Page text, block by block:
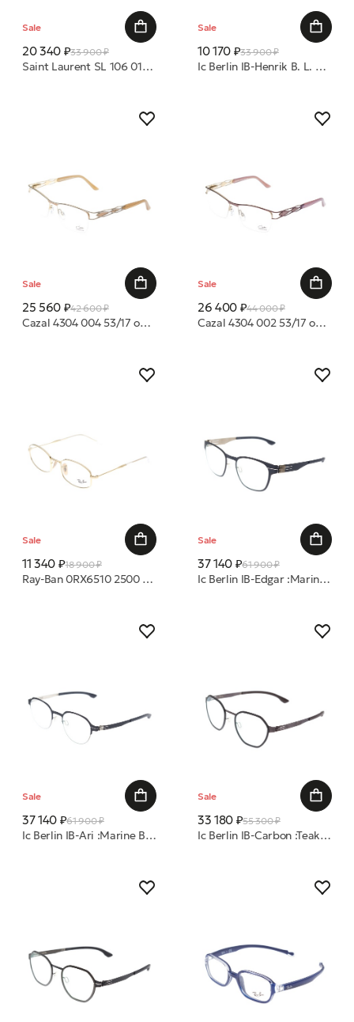
Sale
20 340 ₽33 900 ₽
Saint Laurent SL 106 017 50 оправа
Sale
10 170 ₽33 900 ₽
Ic Berlin IB-Henrik B. L. Midnight-Blue-Rough :Gun-Metal :Black-Matt оправа
Sale
25 560 ₽42 600 ₽
Cazal 4304 004 53/17 оправа
Sale
26 400 ₽44 000 ₽
Cazal 4304 002 53/17 оправа
Sale
11 340 ₽18 900 ₽
Ray-Ban 0RX6510 2500 50 оправа
Sale
37 140 ₽61 900 ₽
Ic Berlin IB-Edgar :Marine Blue-Bronze :RX-Clear :Donnerstag оправа
Sale
37 140 ₽61 900 ₽
Ic Berlin IB-Ari :Marine Blue Pearl Pop :RX-Clear :Donnerstag оправа
Sale
33 180 ₽55 300 ₽
Ic Berlin IB-Carbon :Teak :Black :Nougat :RX-Clear:Donnerstag оправа